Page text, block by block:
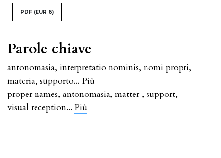
Parole chiave
antonomasia, interpretatio nominis, nomi propri,
materia, supporto... Più
proper names, antonomasia, matter , support,
visual reception... Più
PDF (EUR 6)